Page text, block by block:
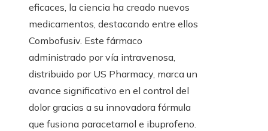
eficaces, la ciencia ha creado nuevos
medicamentos, destacando entre ellos
Combofusiv. Este fármaco
administrado por vía intravenosa,
distribuido por US Pharmacy, marca un
avance significativo en el control del
dolor gracias a su innovadora fórmula
que fusiona paracetamol e ibuprofeno.